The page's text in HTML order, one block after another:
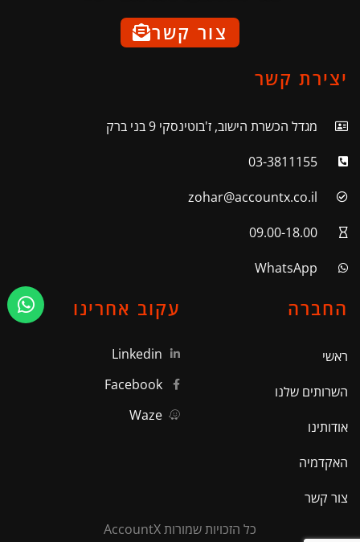
צור קשר
יצירת קשר
מגדל הכשרת הישוב, ז'בוטינסקי 9 בני ברק
03-3811155
zohar@accountx.co.il
09.00-18.00
WhatsApp
החברה
ראשי
השרותים שלנו
אודותינו
האקדמיה
צור קשר
עקוב אחרינו
Linkedin
Facebook
Waze
כל הזכויות שמורות AccountX